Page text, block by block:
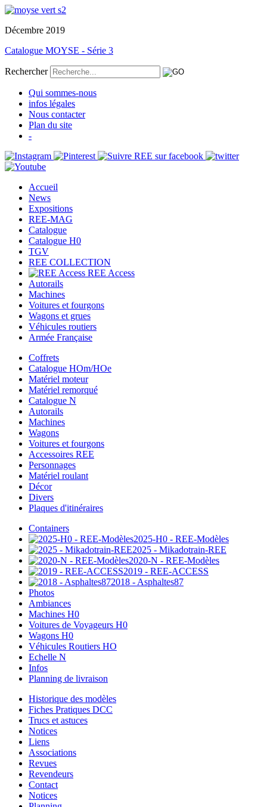
Décembre 2019
Catalogue MOYSE - Série 3
Rechercher
Qui sommes-nous
infos légales
Nous contacter
Plan du site
-
Accueil
News
Expositions
REE-MAG
Catalogue
Catalogue H0
TGV
REE COLLECTION
REE Access
Autorails
Machines
Voitures et fourgons
Wagons et grues
Véhicules routiers
Armée Française
Coffrets
Catalogue HOm/HOe
Matériel moteur
Matériel remorqué
Catalogue N
Autorails
Machines
Wagons
Voitures et fourgons
Accessoires REE
Personnages
Matériel roulant
Décor
Divers
Plaques d'itinéraires
Containers
2025-H0 - REE-Modèles
2025 - Mikadotrain-REE
2020-N - REE-Modèles
2019 - REE-ACCESS
2018 - Asphaltes87
Photos
Ambiances
Machines H0
Voitures de Voyageurs H0
Wagons H0
Véhicules Routiers HO
Echelle N
Infos
Planning de livraison
Historique des modèles
Fiches Pratiques DCC
Trucs et astuces
Notices
Liens
Associations
Revues
Revendeurs
Contact
Notices